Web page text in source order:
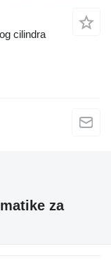
cilindra
za